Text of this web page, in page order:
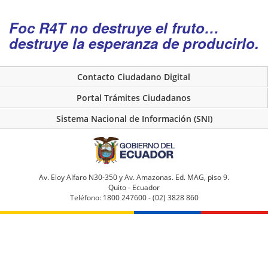
Foc R4T no destruye el fruto…
destruye la esperanza de producirlo.
Contacto Ciudadano Digital
Portal Trámites Ciudadanos
Sistema Nacional de Información (SNI)
Av. Eloy Alfaro N30-350 y Av. Amazonas. Ed. MAG, piso 9.
Quito - Ecuador
Teléfono: 1800 247600 - (02) 3828 860